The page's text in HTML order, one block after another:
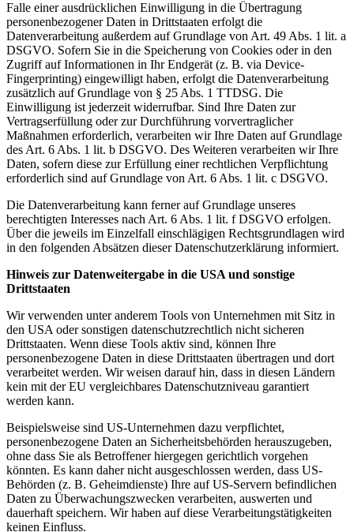
Falle einer ausdrücklichen Einwilligung in die Übertragung
personenbezogener Daten in Drittstaaten erfolgt die
Datenverarbeitung außerdem auf Grundlage von Art. 49 Abs. 1 lit. a
DSGVO. Sofern Sie in die Speicherung von Cookies oder in den
Zugriff auf Informationen in Ihr Endgerät (z. B. via Device-
Fingerprinting) eingewilligt haben, erfolgt die Datenverarbeitung
zusätzlich auf Grundlage von § 25 Abs. 1 TTDSG. Die
Einwilligung ist jederzeit widerrufbar. Sind Ihre Daten zur
Vertragserfüllung oder zur Durchführung vorvertraglicher
Maßnahmen erforderlich, verarbeiten wir Ihre Daten auf Grundlage
des Art. 6 Abs. 1 lit. b DSGVO. Des Weiteren verarbeiten wir Ihre
Daten, sofern diese zur Erfüllung einer rechtlichen Verpflichtung
erforderlich sind auf Grundlage von Art. 6 Abs. 1 lit. c DSGVO.
Die Datenverarbeitung kann ferner auf Grundlage unseres
berechtigten Interesses nach Art. 6 Abs. 1 lit. f DSGVO erfolgen.
Über die jeweils im Einzelfall einschlägigen Rechtsgrundlagen wird
in den folgenden Absätzen dieser Datenschutzerklärung informiert.
Hinweis zur Datenweitergabe in die USA und sonstige
Drittstaaten
Wir verwenden unter anderem Tools von Unternehmen mit Sitz in
den USA oder sonstigen datenschutzrechtlich nicht sicheren
Drittstaaten. Wenn diese Tools aktiv sind, können Ihre
personenbezogene Daten in diese Drittstaaten übertragen und dort
verarbeitet werden. Wir weisen darauf hin, dass in diesen Ländern
kein mit der EU vergleichbares Datenschutzniveau garantiert
werden kann.
Beispielsweise sind US-Unternehmen dazu verpflichtet,
personenbezogene Daten an Sicherheitsbehörden herauszugeben,
ohne dass Sie als Betroffener hiergegen gerichtlich vorgehen
könnten. Es kann daher nicht ausgeschlossen werden, dass US-
Behörden (z. B. Geheimdienste) Ihre auf US-Servern befindlichen
Daten zu Überwachungszwecken verarbeiten, auswerten und
dauerhaft speichern. Wir haben auf diese Verarbeitungstätigkeiten
keinen Einfluss.